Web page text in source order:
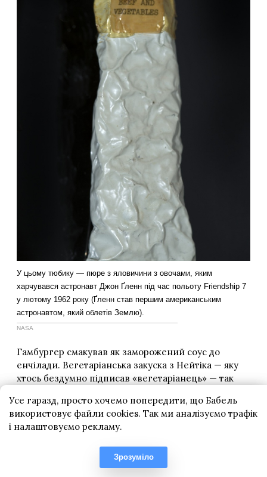
Усе гаразд, просто хочемо попередити, що Бабель
використовує файли cookies. Так ми аналізуємо трафік
і налаштовуємо рекламу.
Зрозуміло